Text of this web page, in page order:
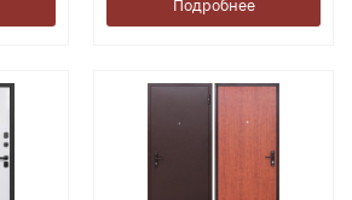
Подробнее